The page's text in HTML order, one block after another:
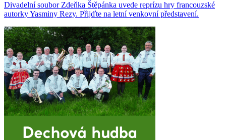
Divadelní soubor Zdeňka Štěpánka uvede reprízu hry francouzské
autorky Yasminy Rezy. Přijďte na letní venkovní představení.